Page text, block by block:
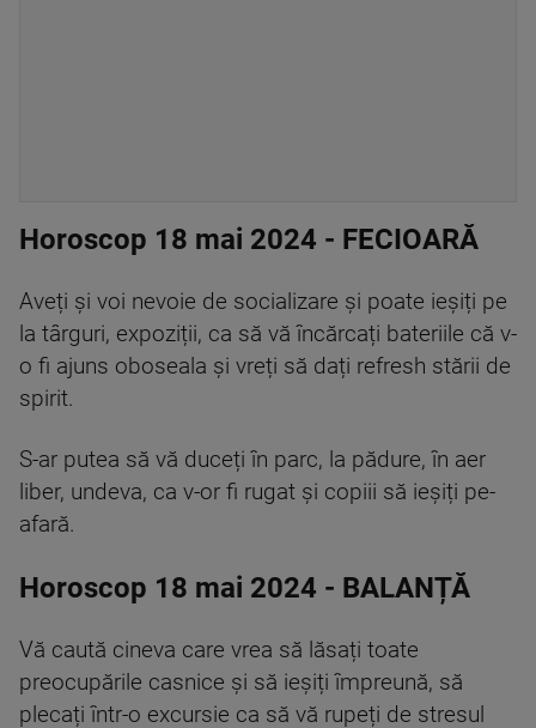
Horoscop 18 mai 2024 - FECIOARĂ
Aveți și voi nevoie de socializare și poate ieșiți pe
la târguri, expoziții, ca să vă încărcați bateriile că v-
o fi ajuns oboseala și vreți să dați refresh stării de
spirit.
S-ar putea să vă duceți în parc, la pădure, în aer
liber, undeva, ca v-or fi rugat și copiii să ieșiți pe-
afară.
Horoscop 18 mai 2024 - BALANȚĂ
Vă caută cineva care vrea să lăsați toate
preocupările casnice și să ieșiți împreună, să
plecați într-o excursie ca să vă rupeți de stresul